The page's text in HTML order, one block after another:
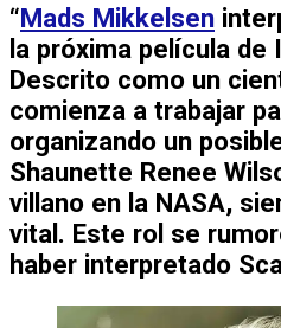
“Mads Mikkelsen
la próxima película de
Descrito como un
comienza a trabajar
organizando un
Shaunette Renee
villano en la NASA,
vital. Este rol se
haber interpretado